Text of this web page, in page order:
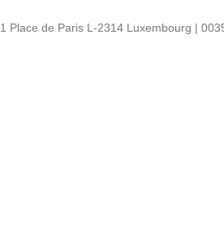
1 Place de Paris L-2314 Luxembourg |